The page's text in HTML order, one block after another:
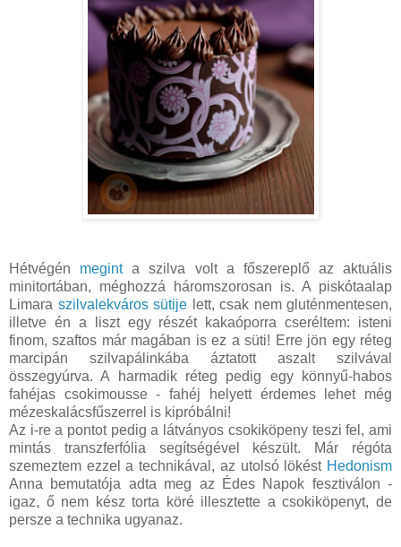
Hétvégén meginta szilva volt a főszereplő az aktuális
minitortában, méghozzá háromszorosan is. A piskótaalap
Limara szilvalekváros sütije lett, csak nem gluténmentesen,
illetve én a liszt egy részét kakaóporra cseréltem: isteni
finom, szaftos már magában is ez a süti! Erre jön egy réteg
marcipán szilvapálinkába áztatott aszalt szilvával
összegyúrva. A harmadik réteg pedig egy könnyű-habos
fahéjas csokimousse - fahéj helyett érdemes lehet még
mézeskalácsfűszerrel is kipróbálni!
Az i-re a pontot pedig a látványos csokiköpeny teszi fel, ami
mintás transzferfólia segítségével készült. Már régóta
szemeztem ezzel a technikával, az utolsó lökést Hedonism
Anna bemutatója adta meg az Édes Napok fesztiválon -
igaz, ő nem kész torta köré illesztette a csokiköpenyt, de
persze a technika ugyanaz.